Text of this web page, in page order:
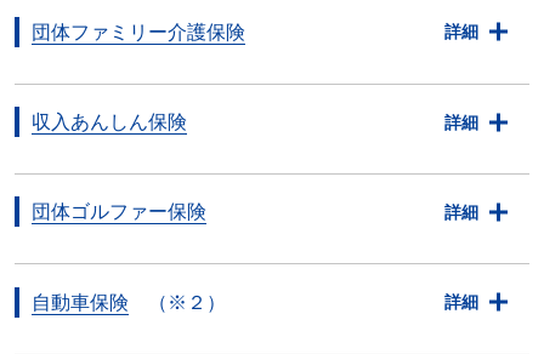
団体ファミリー介護保険 詳細
収入あんしん保険 詳細
団体ゴルファー保険 詳細
自動車保険 （※２） 詳細